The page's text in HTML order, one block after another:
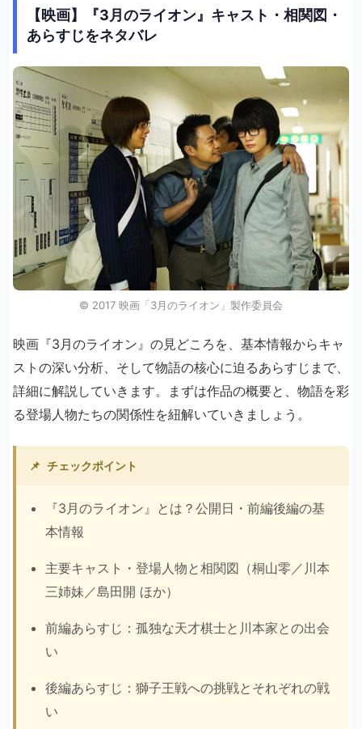
【映画】『3月のライオン』キャスト・相関図・
あらすじをネタバレ
©︎ 2017 映画「3月のライオン」製作委員会
映画『3月のライオン』の見どころを、基本情報からキャ
ストの深い分析、そして物語の核心に迫るあらすじまで、
詳細に解説していきます。まずは作品の概要と、物語を彩
る登場人物たちの関係性を紐解いていきましょう。
📌 チェックポイント
『3月のライオン』とは？公開日・前編後編の基
本情報
主要キャスト・登場人物と相関図（桐山零／川本
三姉妹／島田開 ほか）
前編あらすじ：孤独な天才棋士と川本家との出会
い
後編あらすじ：獅子王戦への挑戦とそれぞれの戦
い